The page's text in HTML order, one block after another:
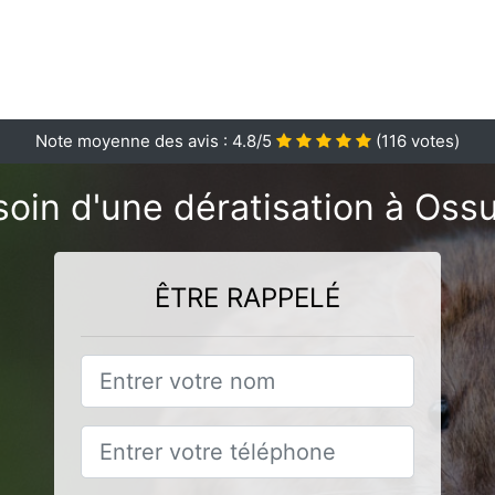
Note moyenne des avis : 4.8/5 (116 votes)
d'une dératisation à
ÊTRE RAPPELÉ